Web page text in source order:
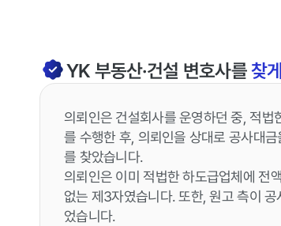
YK부동산·건설 변호사를찾
의뢰인은 건설회사를 운영하던 중, 적
를 수행한 후, 의뢰인을 상대로 공사대
를 찾았습니다.
의뢰인은 이미 적법한 하도급업체에 전
없는 제3자였습니다. 또한, 원고 측이
었습니다.